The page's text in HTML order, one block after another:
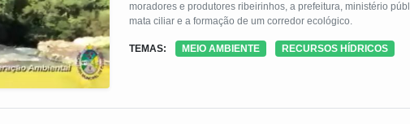
moradores e produtores ribeirinhos, a prefeitura, ministério
mata ciliar e a formação de um corredor ecológico.
TEMAS: MEIO AMBIENTE RECURSOS HÍDRICOS